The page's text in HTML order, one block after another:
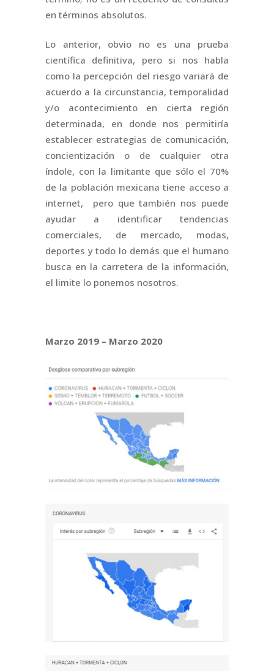
en términos absolutos.
Lo anterior, obvio no es una prueba
científica definitiva, pero si nos habla
como la percepción del riesgo variará de
acuerdo a la circunstancia, temporalidad
y/o acontecimiento en cierta región
determinada, en donde nos permitiría
establecer estrategias de comunicación,
concientización o de cualquier otra
índole, con la limitante que sólo el 70%
de la población mexicana tiene acceso a
internet, pero que también nos puede
ayudar a identificar tendencias
comerciales, de mercado, modas,
deportes y todo lo demás que el humano
busca en la carretera de la información,
el limite lo ponemos nosotros.
Marzo 2019 – Marzo 2020